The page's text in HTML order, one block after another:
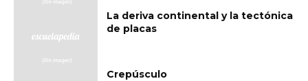
La deriva continental y la tectónica
de placas
Crepúsculo